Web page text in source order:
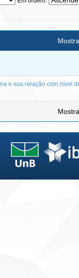
e sua relação com nível